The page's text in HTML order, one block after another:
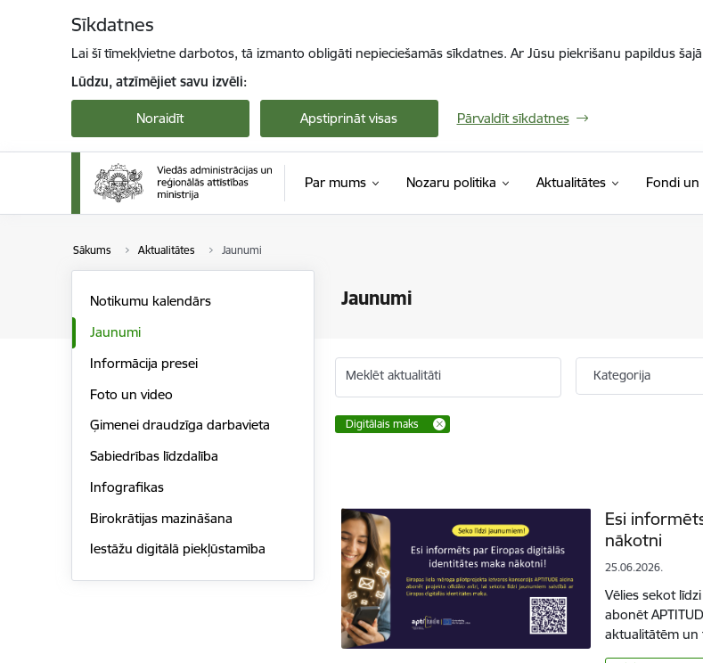
Sīkdatnes
Lai šī tīmekļvietne darbotos, tā izmanto obligāti nepieciešamās sīkdatnes. Ar Jūsu piekrišanu papildus
Lūdzu, atzīmējiet savu izvēli:
Noraidīt Apstiprināt visas Pārvaldīt sīkdatnes
Par mums Nozaru politika Aktualitātes Fondi un
Sākums Aktualitātes Jaunumi
Jaunumi
Notikumu kalendārs
Jaunumi
Informācija presei
Foto un video
Ģimenei draudzīga darbavieta
Sabiedrības līdzdalība
Infografikas
Birokrātijas mazināšana
Iestāžu digitālā piekļūstamība
Meklēt aktualitāti Kategorija
Digitālais maks
Esi
nākotni
25.06.2026.
Vēlies sekot
abonēt
aktualitātēm